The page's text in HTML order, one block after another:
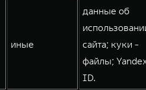
иные
данные об
сайта; куки -
файлы;
ID.